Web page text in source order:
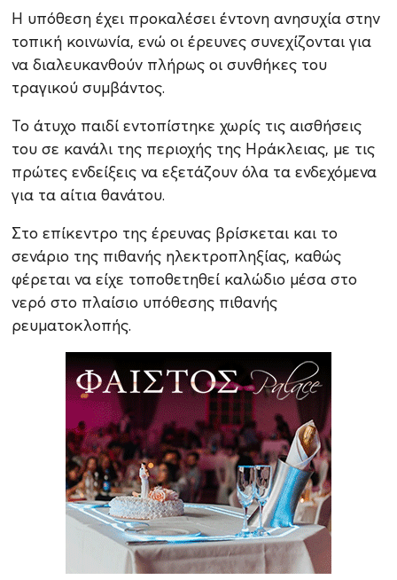
Η υπόθεση έχει προκαλέσει έντονη ανησυχία στην
τοπική κοινωνία, ενώ οι έρευνες συνεχίζονται για
να διαλευκανθούν πλήρως οι συνθήκες του
τραγικού συμβάντος.
Το άτυχο παιδί εντοπίστηκε χωρίς τις αισθήσεις
του σε κανάλι της περιοχής της Ηράκλειας, με τις
πρώτες ενδείξεις να εξετάζουν όλα τα ενδεχόμενα
για τα αίτια θανάτου.
Στο επίκεντρο της έρευνας βρίσκεται και το
σενάριο της πιθανής ηλεκτροπληξίας, καθώς
φέρεται να είχε τοποθετηθεί καλώδιο μέσα στο
νερό στο πλαίσιο υπόθεσης πιθανής
ρευματοκλοπής.